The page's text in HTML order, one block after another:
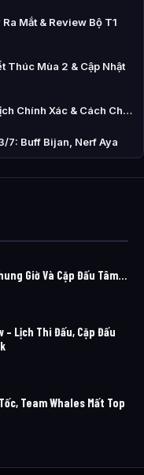
Mắt & Review Bộ T1
Thúc Mùa 2 & Cập Nhật
Chính Xác & Cách Ch…
7: Buff Bijan, Nerf Aya
Giờ Và Cặp Đấu Tâm…
Lịch Thi Đấu, Cặp Đấu
Team Whales Mất Top